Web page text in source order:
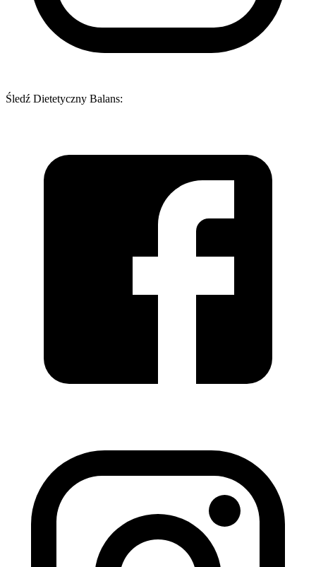
Śledź Dietetyczny Balans: